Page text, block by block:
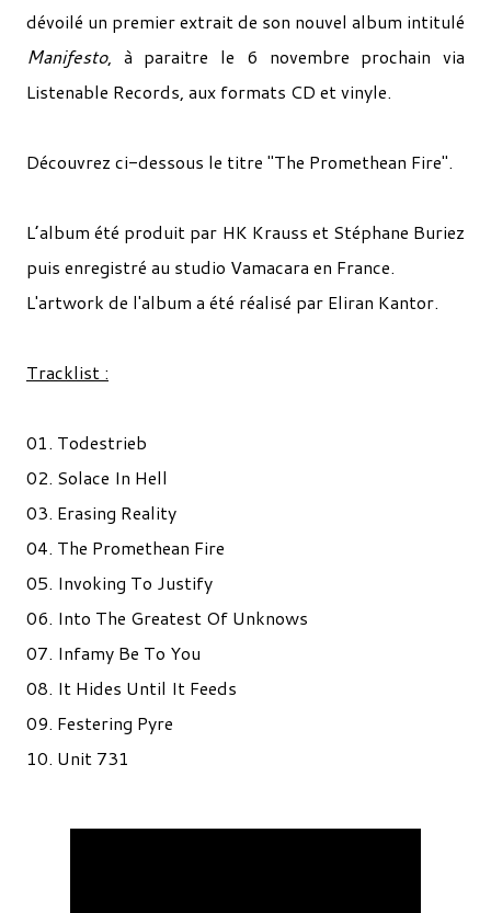
dévoilé un premier extrait de son nouvel album intitulé
Manifesto, à paraitre le 6 novembre prochain via
Listenable Records, aux formats CD et vinyle.
Découvrez ci-dessous le titre "The Promethean Fire".
L’album été produit par HK Krauss et Stéphane Buriez
puis enregistré au studio Vamacara en France.
L'artwork de l'album a été réalisé par Eliran Kantor.
Tracklist :
01. Todestrieb
02. Solace In Hell
03. Erasing Reality
04. The Promethean Fire
05. Invoking To Justify
06. Into The Greatest Of Unknows
07. Infamy Be To You
08. It Hides Until It Feeds
09. Festering Pyre
10. Unit 731